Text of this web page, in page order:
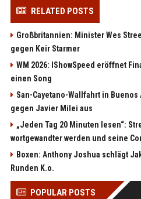
RELATED POSTS
Großbritannien: Minister Wes
gegen Keir Starmer
WM 2026: IShowSpeed eröffnet
einen Song
San-Cayetano-Wallfahrt in
gegen Javier Milei aus
„Jeden Tag 20 Minuten lesen“:
wortgewandter werden und seine
Boxen: Anthony Joshua schlägt
Runden K.o.
POPULAR POSTS